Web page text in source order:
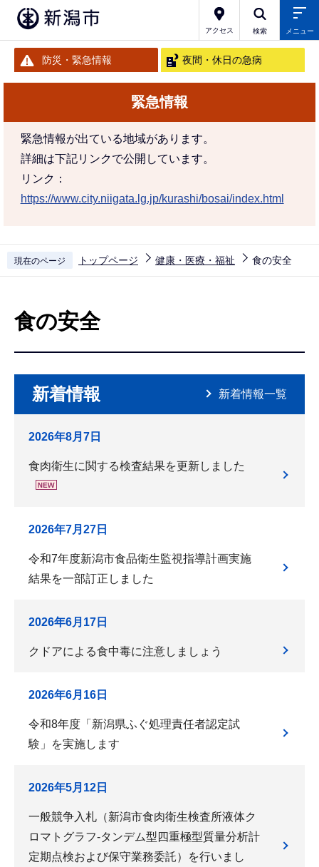
アクセス 検索 メニュー
防災・緊急情報 夜間・休日の急病
緊急情報
緊急情報が出ている地域があります。
詳細は下記リンクで公開しています。
リンク：
https://www.city.niigata.lg.jp/kurashi/bosai/index.html
現在のページ トップページ 健康・医療・福祉 食の安全
食の安全
新着情報 新着情報一覧
2026年8月7日
食肉衛生に関する検査結果を更新しました
2026年7月27日
令和7年度新潟市食品衛生監視指導計画実施
結果を一部訂正しました
2026年6月17日
クドアによる食中毒に注意しましょう
2026年6月16日
令和8年度「新潟県ふぐ処理責任者認定試
験」を実施します
2026年5月12日
一般競争入札（新潟市食肉衛生検査所液体ク
ロマトグラフ‐タンデム型四重極型質量分析計
定期点検および保守業務委託）を行いまし